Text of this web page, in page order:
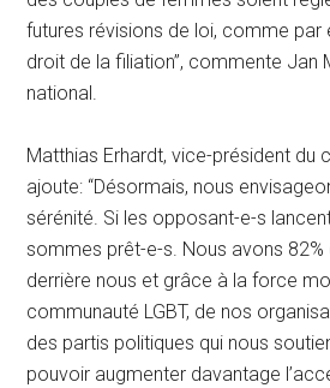
futures révisions de loi, comme par
droit de la filiation”, commente Jan
national.
Matthias Erhardt, vice-président du
ajoute: “Désormais, nous
sérénité. Si les opposant-e-s
sommes prêt-e-s. Nous avons 82%
derrière nous et grâce à la force
communauté LGBT, de nos
des partis politiques qui nous
pouvoir augmenter davantage